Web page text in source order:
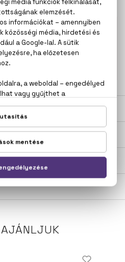
14 napos visszaküldési
Hívd ügyfélszolgálatunkat:
AJÁNLJUK